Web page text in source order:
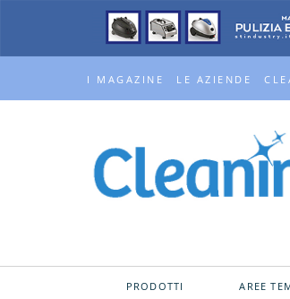
I MAGAZINE LE AZIENDE
PRODOTTI AREE